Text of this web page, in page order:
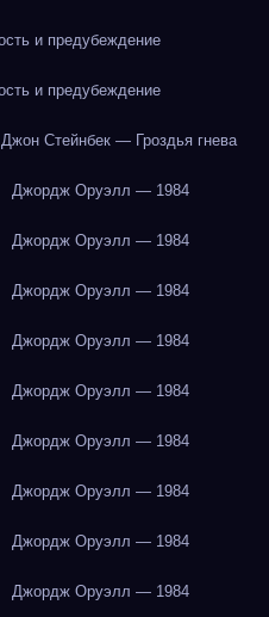
и предубеждение
и предубеждение
Джон Стейнбек — Гроздья гнева
Джордж Оруэлл — 1984
Джордж Оруэлл — 1984
Джордж Оруэлл — 1984
Джордж Оруэлл — 1984
Джордж Оруэлл — 1984
Джордж Оруэлл — 1984
Джордж Оруэлл — 1984
Джордж Оруэлл — 1984
Джордж Оруэлл — 1984